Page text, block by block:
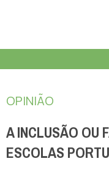
OPINIÃO
A INCLUSÃO OU
ESCOLAS